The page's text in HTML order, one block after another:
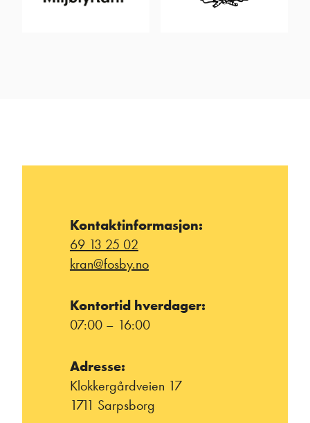
Kontaktinformasjon:
69 13 25 02
kran@fosby.no
Kontortid hverdager:
07:00 – 16:00
Adresse:
Klokkergårdveien 17
1711 Sarpsborg